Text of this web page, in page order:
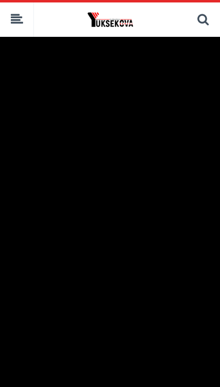
kaçak bahis
deneme bonusu